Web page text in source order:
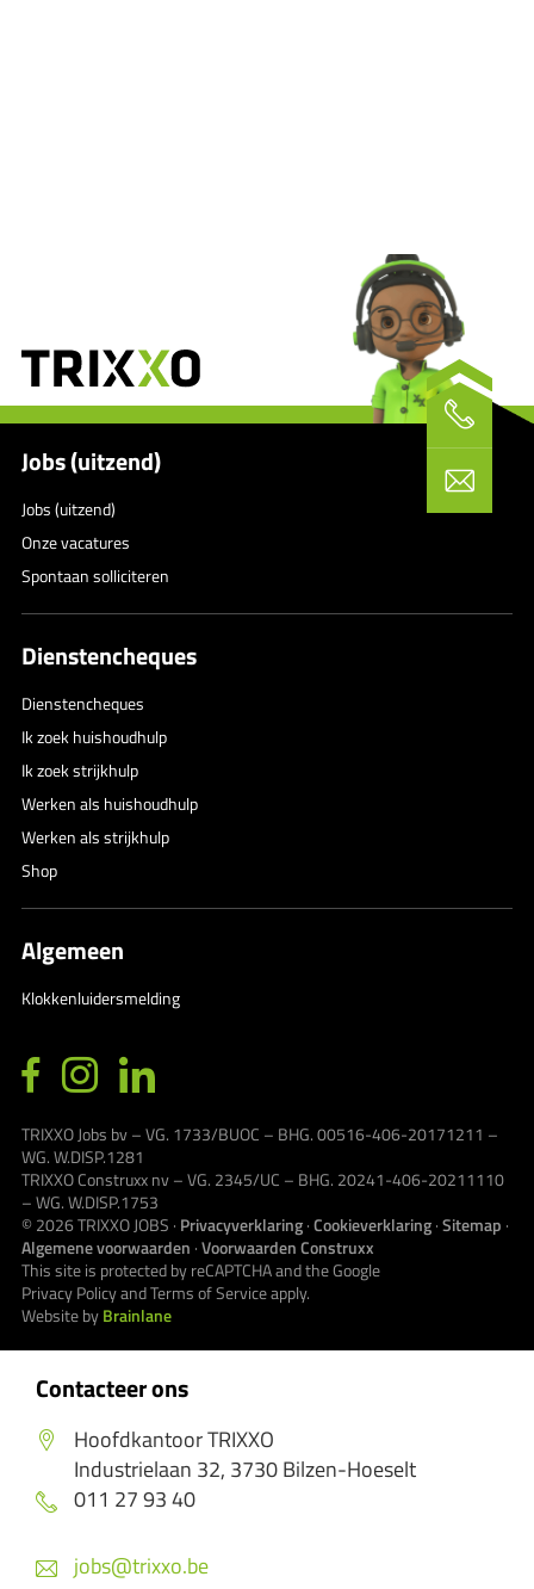
Contacteer ons
Hoofdkantoor TRIXXO
Industrielaan 32, 3730 Bilzen-Hoeselt
011 27 93 40
jobs@trixxo.be
Jobs (uitzend)
Jobs (uitzend)
Onze vacatures
Spontaan solliciteren
Dienstencheques
Dienstencheques
Ik zoek huishoudhulp
Ik zoek strijkhulp
Werken als huishoudhulp
Werken als strijkhulp
Shop
Algemeen
Klokkenluidersmelding
TRIXXO Jobs bv – VG. 1733/BUOC – BHG. 00516-406-20171211 –
WG. W.DISP.1281
TRIXXO Construxx nv – VG. 2345/UC – BHG. 20241-406-20211110
– WG. W.DISP.1753
© 2026TRIXXO JOBS · Privacyverklaring·Cookieverklaring·Sitemap ·
Algemene voorwaarden ·Voorwaarden Construxx
This site is protected by reCAPTCHA and the Google
Privacy PolicyandTerms of Serviceapply.
Website byBrainlane